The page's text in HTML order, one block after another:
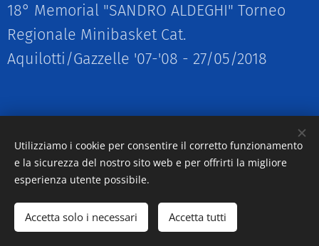
18° Memorial "SANDRO ALDEGHI" Torneo
Regionale Minibasket Cat.
Aquilotti/Gazzelle '07-'08 - 27/05/2018
Utilizziamo i cookie per consentire il corretto funzionamento
e la sicurezza del nostro sito web e per offrirti la migliore
esperienza utente possibile.
Accetta solo i necessari Accetta tutti